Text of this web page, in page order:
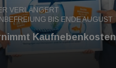
VERLÄNGERT
BIS ENDE AUGUST
Kaufnebenkosten